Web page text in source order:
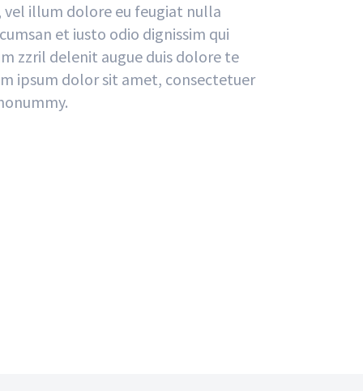
vel illum dolore eu feugiat nulla
et iusto odio dignissim qui
zzril delenit augue duis dolore te
ipsum dolor sit amet, consectetuer